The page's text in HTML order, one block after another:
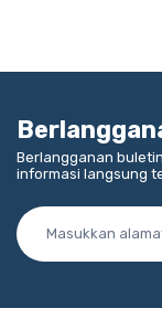
Berlangganan
informasi langsung